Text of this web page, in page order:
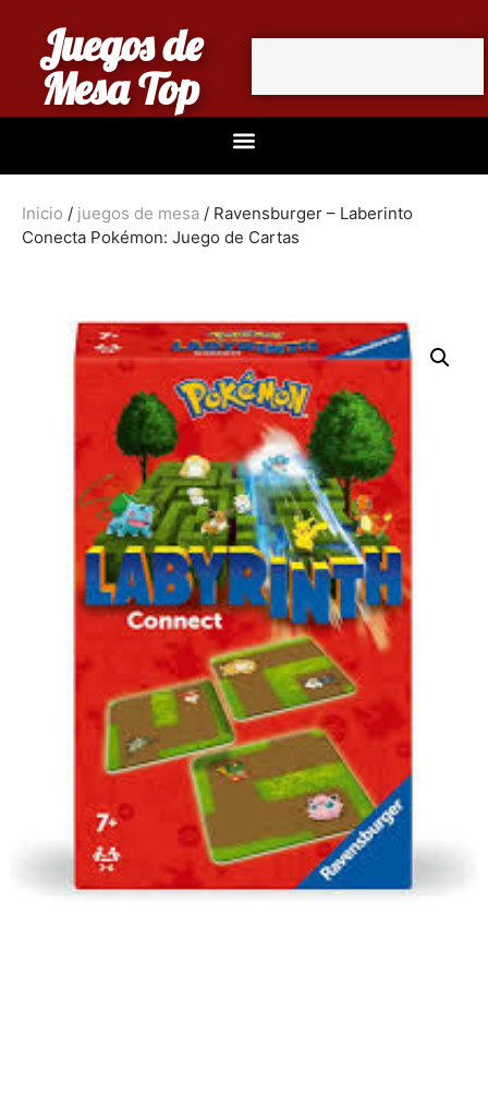
Juegos de
Mesa Top
Inicio / juegos de mesa / Ravensburger – Laberinto
Conecta Pokémon: Juego de Cartas